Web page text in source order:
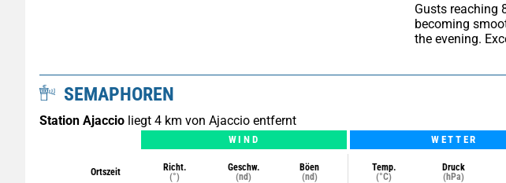
Gusts reaching
becoming
the evening.
SEMAPHOREN
Station Ajaccio liegt 4 km von Ajaccio entfernt
WIND WETTER
Ortszeit
Richt.
(°)
Geschw.
(nd)
Böen
(nd)
Temp.
(°C)
Druck
(hPa)